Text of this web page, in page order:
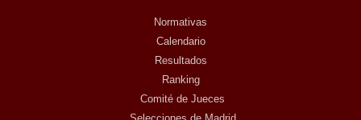
Normativas
Calendario
Resultados
Ranking
Comité de Jueces